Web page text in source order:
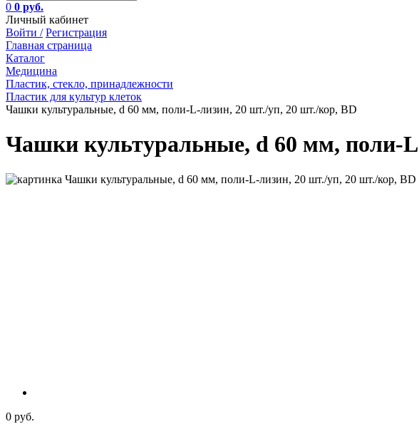
0 0 руб.
Личный кабинет
Войти / Регистрация
Главная страница
Каталог
Медицина
Пластик, стекло, принадлежности
Пластик для культур клеток
Чашки культуральные, d 60 мм, поли-L-лизин, 20 шт./уп, 20 шт./кор, BD
Чашки культуральные, d 60 мм, поли-
0 руб.